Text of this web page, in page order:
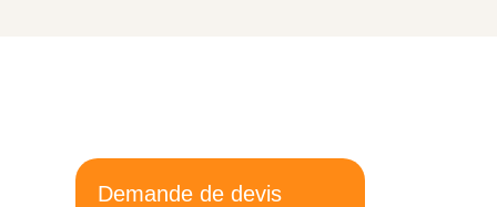
Demande de devis